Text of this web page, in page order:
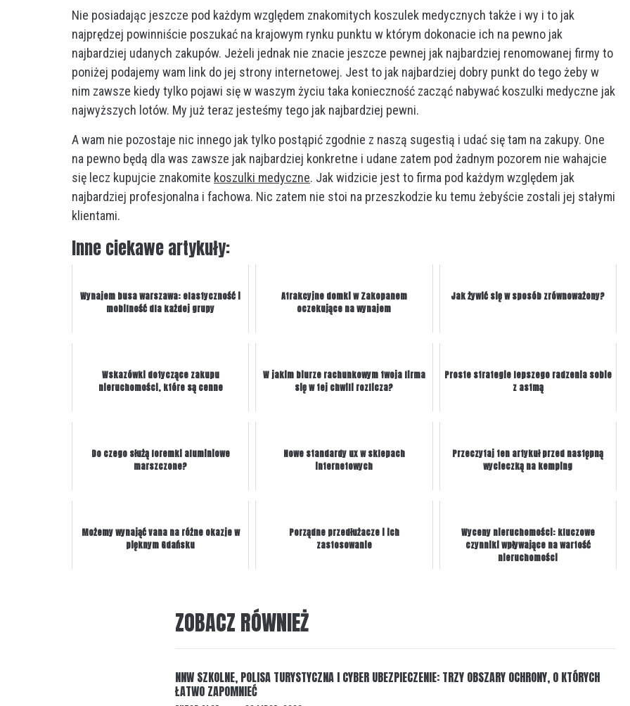
Nie posiadając jeszcze pod każdym względem znakomitych koszulek medycznych także i wy i to jak
najprędzej powinniście poszukać na krajowym rynku punktu w którym dokonacie ich na pewno jak
najbardziej udanych zakupów. Jeżeli jednak nie znacie jeszcze pewnej jak najbardziej renomowanej firmy to
poniżej podajemy wam link do jej strony internetowej. Jest to jak najbardziej dobry punkt do tego żeby w
nim zawsze kiedy tylko pojawi się w waszym życiu taka konieczność zacząć nabywać koszulki medyczne jak
najwyższych lotów. My już teraz jesteśmy tego jak najbardziej pewni.
A wam nie pozostaje nic innego jak tylko postąpić zgodnie z naszą sugestią i udać się tam na zakupy. One
na pewno będą dla was zawsze jak najbardziej konkretne i udane zatem pod żadnym pozorem nie wahajcie
się lecz kupujcie znakomite koszulki medyczne. Jak widzicie jest to firma pod każdym względem jak
najbardziej profesjonalna i fachowa. Nic zatem nie stoi na przeszkodzie ku temu żebyście zostali jej stałymi
klientami.
Inne ciekawe artykuły:
Wynajem busa warszawa: elastyczność i
mobilność dla każdej grupy
Atrakcyjne domki w Zakopanem
oczekujące na wynajem
Jak żywić się w sposób zrównoważony?
Wskazówki dotyczące zakupu
nieruchomości, które są cenne
W jakim biurze rachunkowym twoja firma
się w tej chwili rozlicza?
Proste strategie lepszego radzenia sobie
z astmą
Do czego służą foremki aluminiowe
marszczone?
Nowe standardy ux w sklepach
internetowych
Przeczytaj ten artykuł przed następną
wycieczką na kemping
Możemy wynająć vana na różne okazje w
pięknym Gdańsku
Porządne przedłużacze i ich
zastosowanie
Wyceny nieruchomości: kluczowe
czynniki wpływające na wartość
nieruchomości
ZOBACZ RÓWNIEŻ
NNW SZKOLNE, POLISA TURYSTYCZNA I CYBER UBEZPIECZENIE: TRZY OBSZARY OCHRONY, O KTÓRYCH
ŁATWO ZAPOMNIEĆ